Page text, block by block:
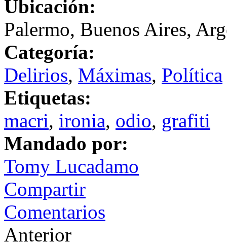
Ubicación:
Palermo, Buenos Aires,
Categoría:
Delirios, Máximas, Política
Etiquetas:
macri, ironia, odio, grafiti
Mandado por:
Tomy Lucadamo
Compartir
Comentarios
Anterior